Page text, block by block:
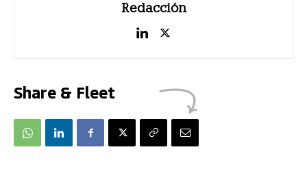
Redacción
Share & Fleet